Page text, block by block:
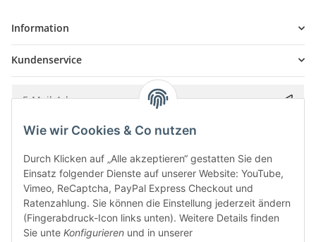
Information
Kundenservice
Bitte senden Sie mir entsprechend IhrerDatenschutzerklärung
Wie wir Cookies & Co nutzen
Durch Klicken auf „Alle akzeptieren“ gestatten Sie den
Einsatz folgender Dienste auf unserer Website: YouTube,
Vimeo, ReCaptcha, PayPal Express Checkout und
Ratenzahlung. Sie können die Einstellung jederzeit ändern
(Fingerabdruck-Icon links unten). Weitere Details finden
Sie unte Konfigurieren und in unserer